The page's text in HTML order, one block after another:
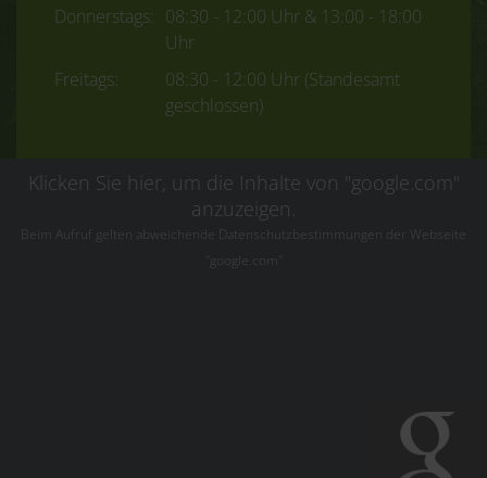
Donnerstags: 08:30 - 12:00 Uhr & 13:00 - 18:00
Uhr
Freitags:
08:30 - 12:00 Uhr (Standesamt
geschlossen)
Klicken Sie hier, um die Inhalte von "google.com"
anzuzeigen.
Beim Aufruf gelten abweichende Datenschutzbestimmungen der Webseite
"google.com"